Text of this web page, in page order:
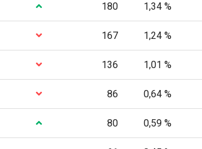
180 1,34 %
167 1,24 %
136 1,01 %
86 0,64 %
80 0,59 %